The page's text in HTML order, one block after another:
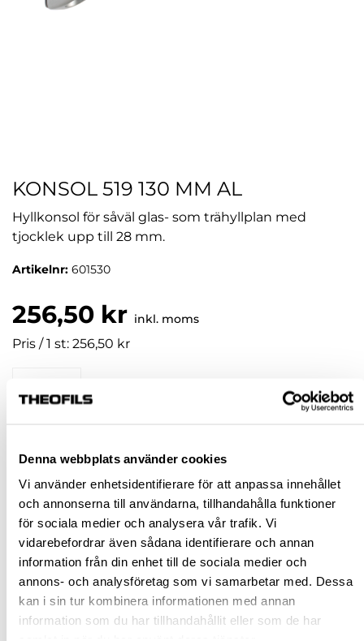
Denna webbplats använder cookies
Vi använder enhetsidentifierare för att anpassa innehållet
och annonserna till användarna, tillhandahålla funktioner
för sociala medier och analysera vår trafik. Vi
vidarebefordrar även sådana identifierare och annan
information från din enhet till de sociala medier och
annons- och analysföretag som vi samarbetar med. Dessa
kan i sin tur kombinera informationen med annan
information som du har tillhandahållit eller som de har
KONSOL 519 130 MM AL
Hyllkonsol för såväl glas- som trähyllplan med
tjocklek upp till 28 mm.
Artikelnr: 601530
256,50 kr inkl. moms
Pris / 1 st: 256,50 kr
Jönköping huvudlager Slut i lager online
Jönköping butik Slut i lager
Stockholm butik Finns i lager
Snabba leveranser
Hämta i butik